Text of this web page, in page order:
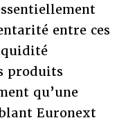
entre ces
produits
qu’une
Euronext